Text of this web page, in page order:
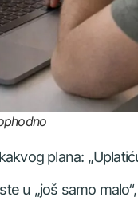
plana:
u „još samo